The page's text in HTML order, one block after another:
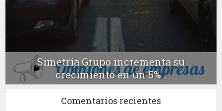
Simetría Grupo incrementa su
crecimiento en un 5%...
Comentarios recientes